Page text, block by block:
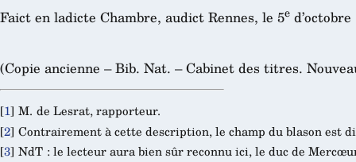
Faict en ladicte Chambre, audict Rennes, le 5e d’octobre
(Copie ancienne – Bib. Nat. – Cabinet des titres.
[1] M. de Lesrat, rapporteur.
[2] Contrairement à cette description, le champ du blason est
[3] NdT : le lecteur aura bien sûr reconnu ici, le duc de